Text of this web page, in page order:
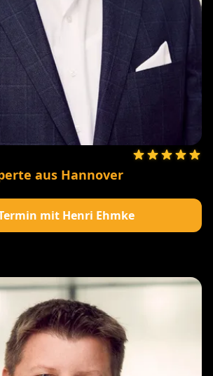
aus Hannover
mit Henri Ehmke